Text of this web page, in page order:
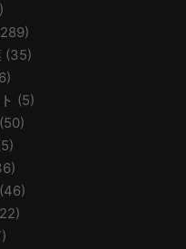
(35)
(5)
(50)
(46)